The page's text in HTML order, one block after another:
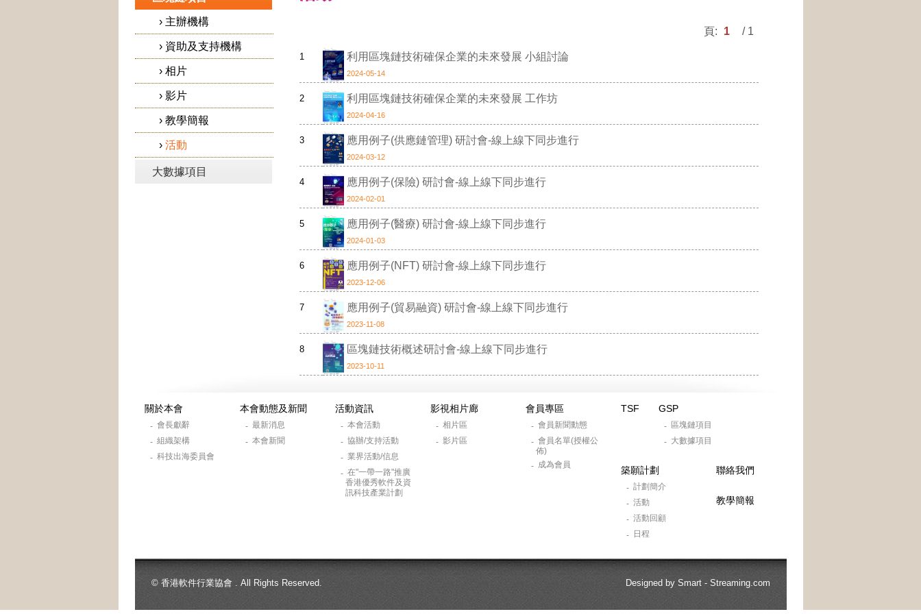
› 主辦機構
› 資助及支持機構
› 相片
› 影片
› 教學簡報
› 活動
大數據項目
頁: 1 / 1
1 利用區塊鏈技術確保企業的未來發展 小組討論
2024-05-14
2 利用區塊鏈技術確保企業的未來發展 工作坊
2024-04-16
3 應用例子(供應鏈管理) 研討會-線上線下同步進行
2024-03-12
4 應用例子(保險) 研討會-線上線下同步進行
2024-02-01
5 應用例子(醫療) 研討會-線上線下同步進行
2024-01-03
6 應用例子(NFT) 研討會-線上線下同步進行
2023-12-06
7 應用例子(貿易融資) 研討會-線上線下同步進行
2023-11-08
8 區塊鏈技術概述研討會-線上線下同步進行
2023-10-11
關於本會
- 會長獻辭
- 組織架構
- 科技出海委員會
本會動態及新聞
- 最新消息
- 本會新聞
活動資訊
- 本會活動
- 協辦/支持活動
- 業界活動/信息
- 在"一帶一路"推廣
香港優秀軟件及資
訊科技產業計劃
影視相片廊
- 相片區
- 影片區
會員專區
- 會員新聞動態
- 會員名單(授權公
佈)
- 成為會員
TSF GSP
- 區塊鏈項目
- 大數據項目
築願計劃
- 計劃簡介
- 活動
- 活動回顧
-
日程
聯絡我們
教學簡報
© 香港軟件行業協會 . All Rights Reserved. Designed by Smart - Streaming.com